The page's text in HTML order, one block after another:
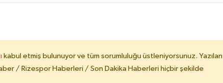
kabul etmiş bulunuyor ve tüm sorumluluğu üstleniyorsunuz. Yazılan
/ Rizespor Haberleri / Son Dakika Haberleri hiçbir şekilde